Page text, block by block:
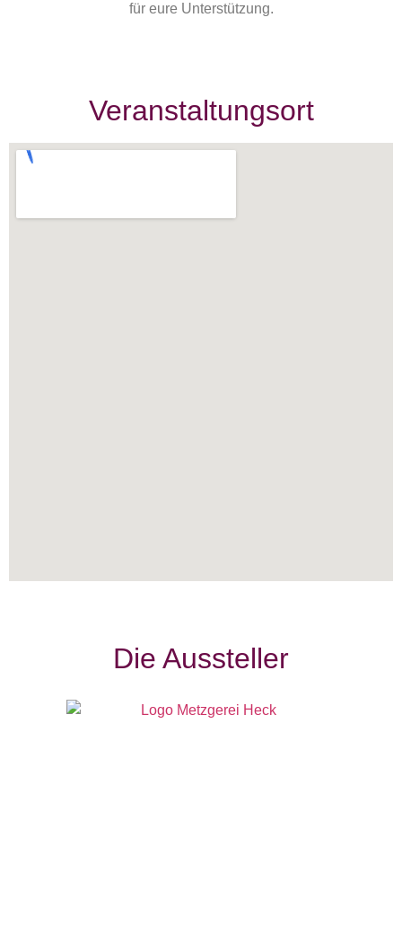
für eure Unterstützung.
Veranstaltungsort
Die Aussteller